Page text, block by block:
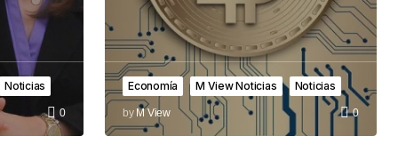
Noticias
0
Economía M View Noticias Noticias
by M View 0